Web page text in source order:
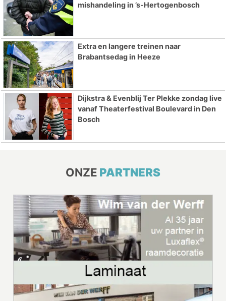
mishandeling in ’s-Hertogenbosch
Extra en langere treinen naar
Brabantsedag in Heeze
Dijkstra & Evenblij Ter Plekke zondag live
vanaf Theaterfestival Boulevard in Den
Bosch
ONZE PARTNERS